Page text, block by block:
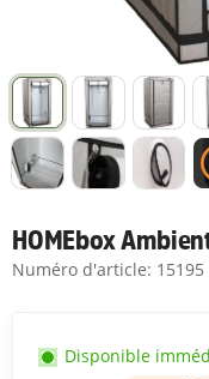
HOMEbox
Numéro d'article: 15195
Disponible